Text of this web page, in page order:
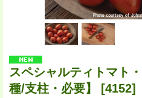
スペシャルティトマト
種/支柱・必要】 [4152]